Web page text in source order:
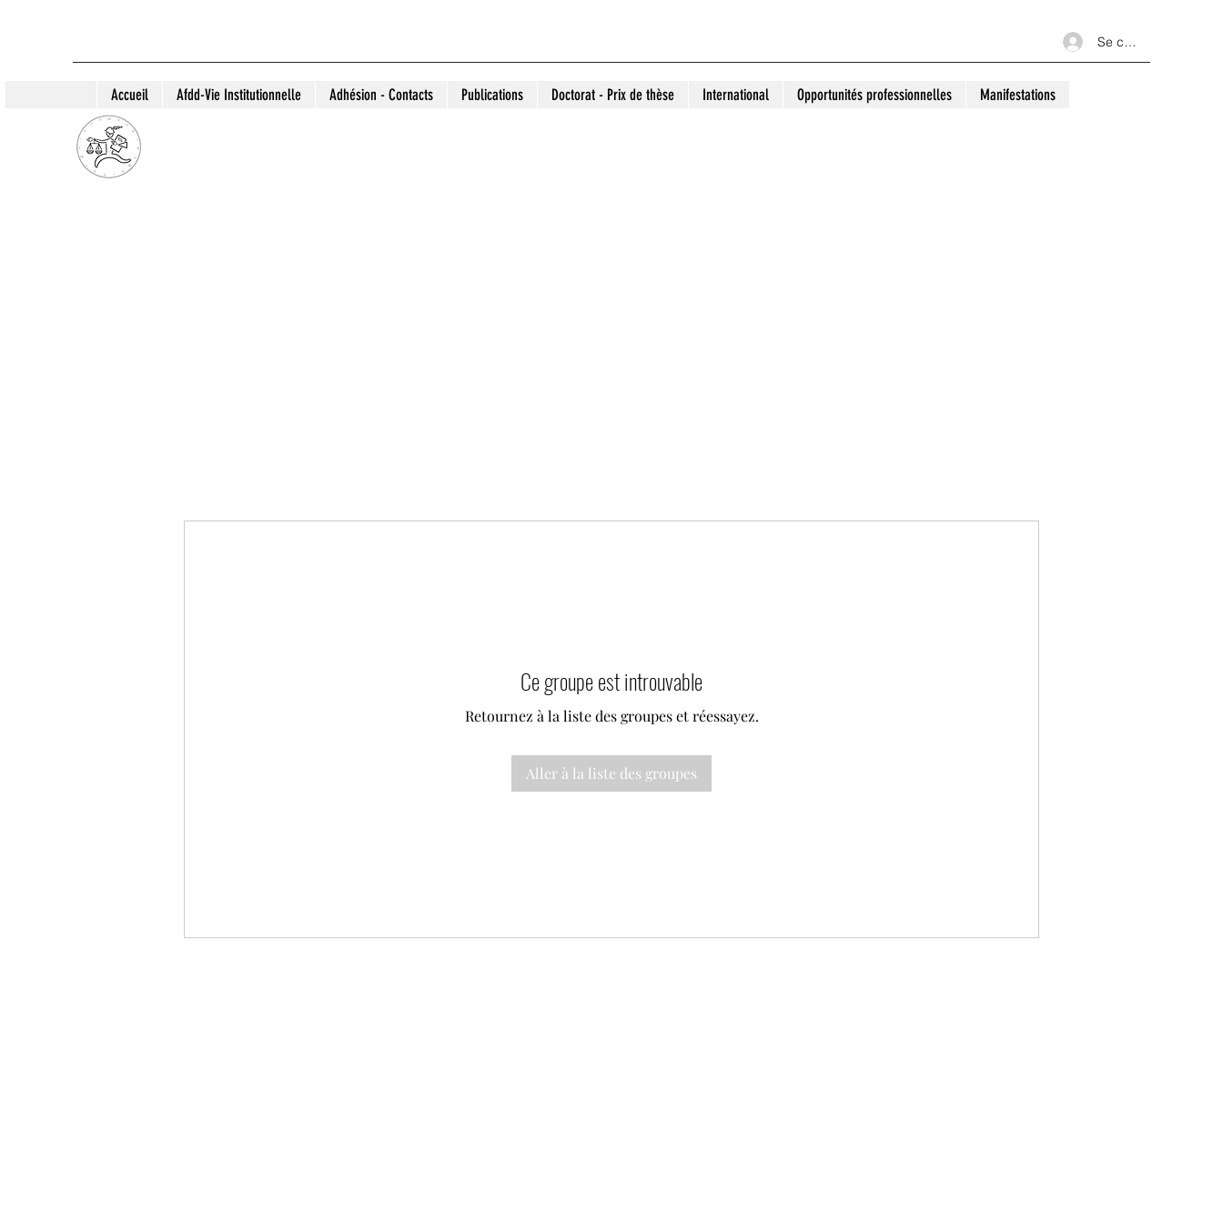
Se connecter
Accueil Afdd-Vie Institutionnelle Adhésion - Contacts Publications Doctorat - Prix de thèse International Opportunités professionnelles Manifestations
Ce groupe est introuvable
Retournez à la liste des groupes et réessayez.
Aller à la liste des groupes